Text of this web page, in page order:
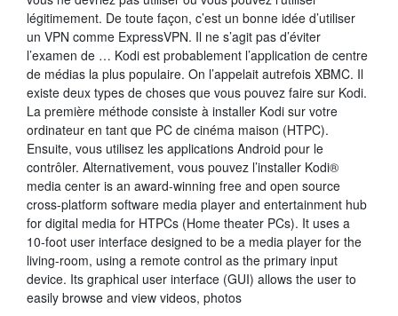
légitimement. De toute façon, c’est un bonne idée d’utiliser
un VPN comme ExpressVPN. Il ne s’agit pas d’éviter
l’examen de … Kodi est probablement l’application de centre
de médias la plus populaire. On l’appelait autrefois XBMC. Il
existe deux types de choses que vous pouvez faire sur Kodi.
La première méthode consiste à installer Kodi sur votre
ordinateur en tant que PC de cinéma maison (HTPC).
Ensuite, vous utilisez les applications Android pour le
contrôler. Alternativement, vous pouvez l’installer Kodi®
media center is an award-winning free and open source
cross-platform software media player and entertainment hub
for digital media for HTPCs (Home theater PCs). It uses a
10-foot user interface designed to be a media player for the
living-room, using a remote control as the primary input
device. Its graphical user interface (GUI) allows the user to
easily browse and view videos, photos